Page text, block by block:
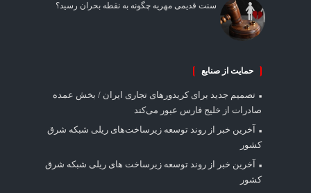
سنت قدیمی مهریه چگونه به نقطه بحران رسید؟
حمایت از صنایع
تصمیم جدید برای کریدورهای تجاری ایران / بخش عمده
صادرات از خلیج فارس عبور می‌کند
آخرین خبر از روند توسعه زیرساخت‌های ریلی شبکه شرق
کشور
آخرین خبر از روند توسعه زیرساخت های ریلی شبکه شرق
کشور